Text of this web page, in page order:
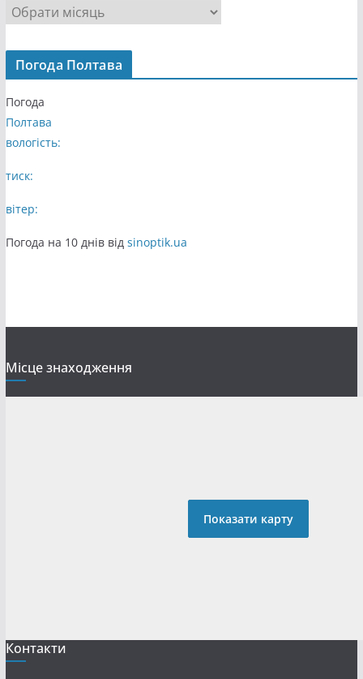
х
и
Погода Полтава
Погода
Полтава
вологість:
тиск:
вітер:
Погода на 10 днів від sinoptik.ua
Місце знаходження
Показати карту
Контакти